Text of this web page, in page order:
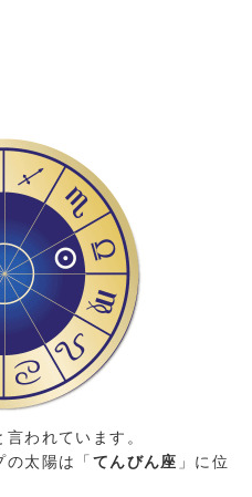
われています。
太陽は「 てんびん座 」に位